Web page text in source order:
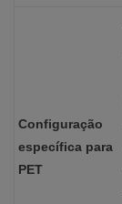
Configuração
específica para
PET